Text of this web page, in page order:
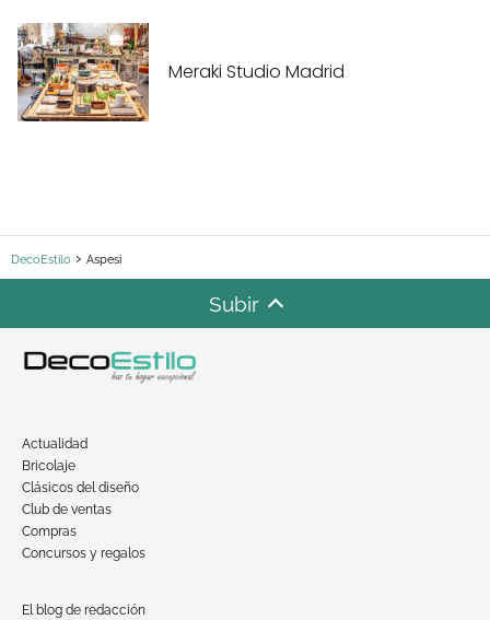
Meraki Studio Madrid
DecoEstilo Aspesi
Subir
Actualidad
Bricolaje
Clásicos del diseño
Club de ventas
Compras
Concursos y regalos
El blog de redacción